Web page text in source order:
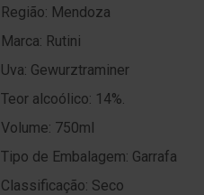
Região: Mendoza
Marca: Rutini
Uva: Gewurztraminer
Teor alcoólico: 14%.
Volume: 750ml
Tipo de Embalagem: Garrafa
Classificação: Seco